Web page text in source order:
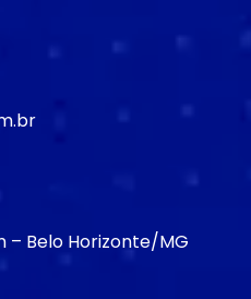
– Belo Horizonte/MG